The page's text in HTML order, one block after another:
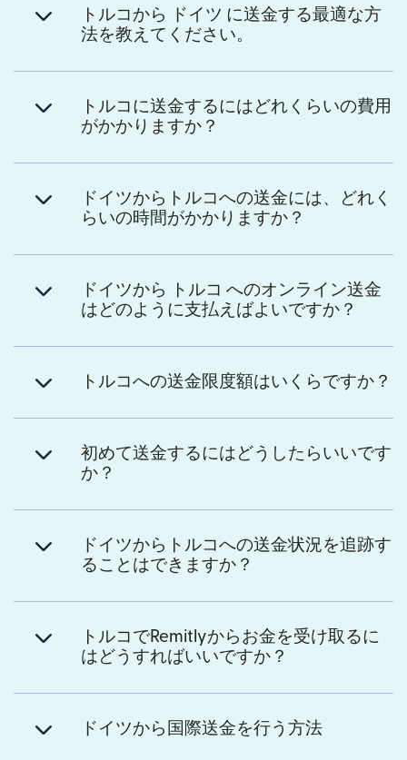
トルコから ドイツ に送金する最適な方
法を教えてください。
トルコに送金するにはどれくらいの費用
がかかりますか？
ドイツからトルコへの送金には、どれく
らいの時間がかかりますか？
ドイツから トルコ へのオンライン送金
はどのように支払えばよいですか？
トルコへの送金限度額はいくらですか？
初めて送金するにはどうしたらいいです
か？
ドイツからトルコへの送金状況を追跡す
ることはできますか？
トルコでRemitlyからお金を受け取るに
はどうすればいいですか？
ドイツから国際送金を行う方法